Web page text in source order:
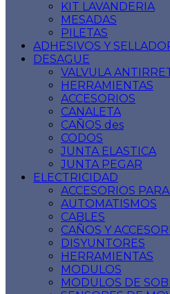
KIT LAVANDERIA
MESADAS
PILETAS
ADHESIVOS Y
DESAGUE
VALVULA
HERRAMIENTAS
ACCESORIOS
CANALETA
CAÑOS des
CODOS
JUNTA ELASTICA
JUNTA PEGAR
ELECTRICIDAD
ACCESORIOS
AUTOMATISMOS
CABLES
CAÑOS Y
DISYUNTORES
HERRAMIENTAS
MODULOS
MODULOS DE